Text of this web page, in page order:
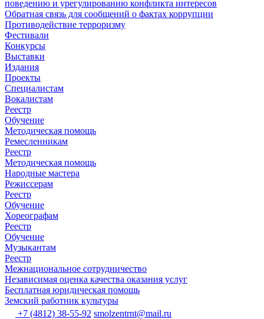
поведению и урегулированию конфликта интересов
Обратная связь для сообщений о фактах коррупции
Противодействие терроризму
Фестивали
Конкурсы
Выставки
Издания
Проекты
Специалистам
Вокалистам
Реестр
Обучение
Методическая помощь
Ремесленникам
Реестр
Методическая помощь
Народные мастера
Режиссерам
Реестр
Обучение
Хореографам
Реестр
Обучение
Музыкантам
Реестр
Межнациональное сотрудничество
Независимая оценка качества оказания услуг
Бесплатная юридическая помощь
Земский работник культуры
+7 (4812) 38-55-92 smolzentrnt@mail.ru